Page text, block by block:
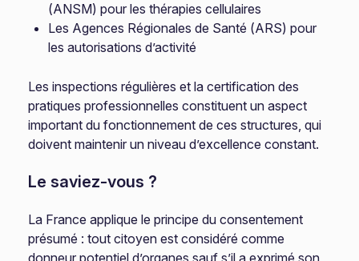
(ANSM) pour les thérapies cellulaires
Les Agences Régionales de Santé (ARS) pour
les autorisations d’activité
Les inspections régulières et la certification des
pratiques professionnelles constituent un aspect
important du fonctionnement de ces structures, qui
doivent maintenir un niveau d’excellence constant.
Le saviez-vous ?
La France applique le principe du consentement
présumé : tout citoyen est considéré comme
donneur potentiel d’organes sauf s’il a exprimé son